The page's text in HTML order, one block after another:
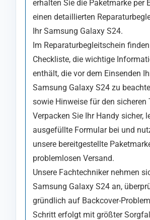
erhalten Sie die Paketmarke per
einen detaillierten
Ihr Samsung Galaxy S24.
Im Reparaturbegleitschein
Checkliste, die wichtige
enthält, die vor dem Einsenden
Samsung Galaxy S24 zu
sowie Hinweise für den sicheren
Verpacken Sie Ihr Handy sicher,
ausgefüllte Formular bei und
unsere bereitgestellte
problemlosen Versand.
Unsere Fachtechniker nehmen
Samsung Galaxy S24 an,
gründlich auf Backcover-
Schritt erfolgt mit größter